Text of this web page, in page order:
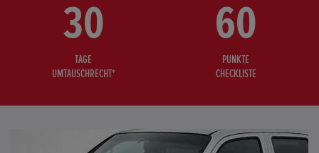
30
TAGE
UMTAUSCHRECHT*
60
PUNKTE
CHECKLISTE